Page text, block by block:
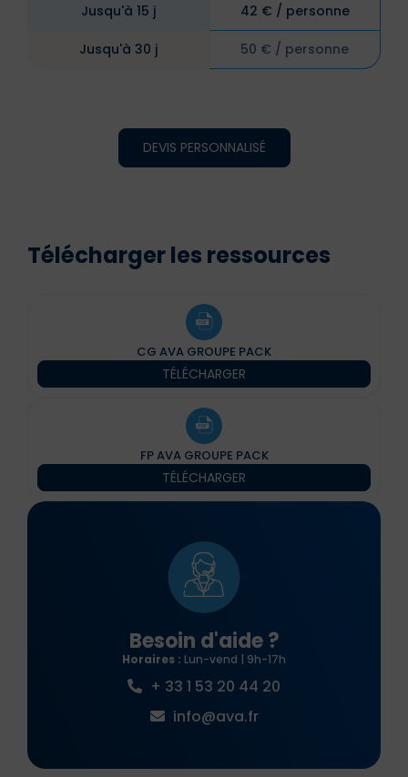
Jusqu'à 15 j 42 € / personne
Jusqu'à 30 j 50 € / personne
DEVIS PERSONNALISÉ
Télécharger les ressources
CG AVA GROUPE PACK
TÉLÉCHARGER
FP AVA GROUPE PACK
TÉLÉCHARGER
Besoin d'aide ?
Horaires : Lun-vend | 9h-17h
+ 33 1 53 20 44 20
info@ava.fr